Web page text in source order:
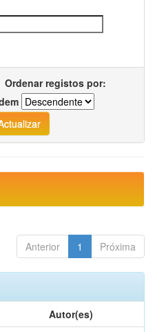
Ordenar registos por:
Anterior 1 Próxima
Autor(es)